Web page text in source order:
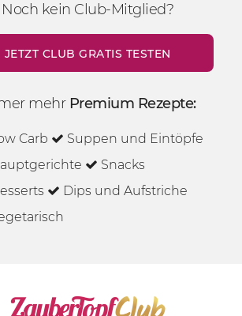
Noch kein Club-Mitglied?
JETZT CLUB GRATIS TESTEN
mehr Premium Rezepte:
Carb
Suppen und Eintöpfe
Snacks
Dips und Aufstriche